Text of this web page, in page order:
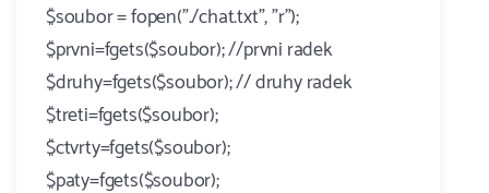
$soubor = fopen("./chat.txt", "r");
$prvni=fgets($soubor); //prvni radek
$druhy=fgets($soubor); // druhy radek
$treti=fgets($soubor);
$ctvrty=fgets($soubor);
$paty=fgets($soubor);